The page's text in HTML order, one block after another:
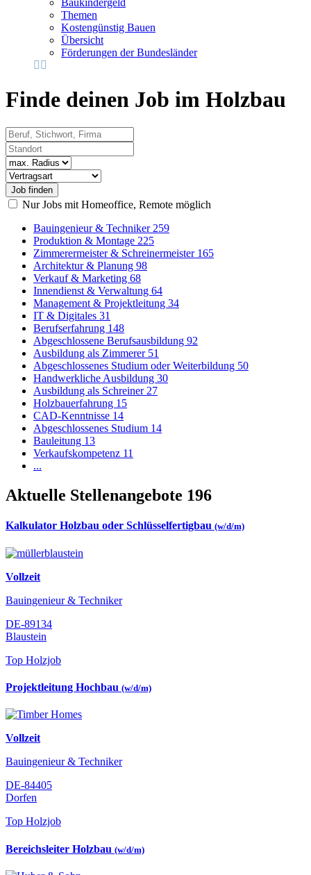
Baukindergeld
Themen
Kostengünstig Bauen
Übersicht
Förderungen der Bundesländer
Finde deinen Job im Holzbau
Beruf, Stichwort, Firma
Standort
Radius
Vertragsart
Nur Jobs mit Homeoffice, Remote möglich
Bauingenieur & Techniker 259
Produktion & Montage 225
Zimmerermeister & Schreinermeister 165
Architektur & Planung 98
Verkauf & Marketing 68
Innendienst & Verwaltung 64
Management & Projektleitung 34
IT & Digitales 31
Berufserfahrung 148
Abgeschlossene Berufsausbildung 92
Ausbildung als Zimmerer 51
Abgeschlossenes Studium oder Weiterbildung 50
Handwerkliche Ausbildung 30
Ausbildung als Schreiner 27
Holzbauerfahrung 15
CAD-Kenntnisse 14
Abgeschlossenes Studium 14
Bauleitung 13
Verkaufskompetenz 11
...
Aktuelle Stellenangebote 196
Kalkulator Holzbau oder Schlüsselfertigbau (w/d/m)
Vollzeit
Bauingenieur & Techniker
DE-89134
Blaustein
Top Holzjob
Projektleitung Hochbau (w/d/m)
Vollzeit
Bauingenieur & Techniker
DE-84405
Dorfen
Top Holzjob
Bereichsleiter Holzbau (w/d/m)